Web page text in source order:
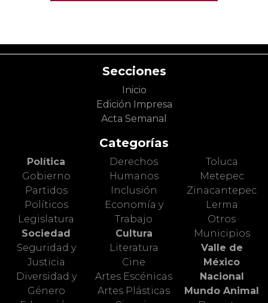
Secciones
Inicio
Edición Impresa
Acta Semanal
Categorías
Política
Gobierno
Partidos
Políticos
Legislatura
Sociedad
Seguridad y
Justicia
Diversidad y
Género
Derechos
Humanos
Inclusión
Economía y
Trabajo
Cultura
Literatura
Cine
Artes Escénicas
Artes Plásticas
Toluca
Metepec
Zinacantepec
Lerma
Otros
Municipios
Valle de
México
Nacional
Mundo Animal